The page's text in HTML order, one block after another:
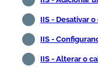
IIS - Desativar o
IIS -
IIS - Alterar o